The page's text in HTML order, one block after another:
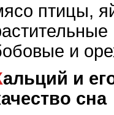
птицы,
и
на
сна